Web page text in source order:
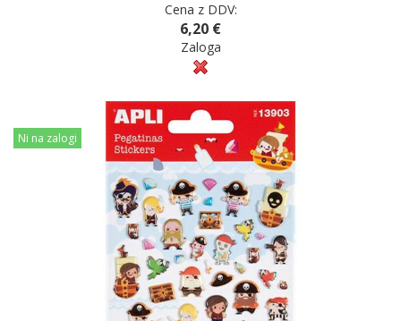
Cena z DDV:
6,20 €
Zaloga
Ni na zalogi